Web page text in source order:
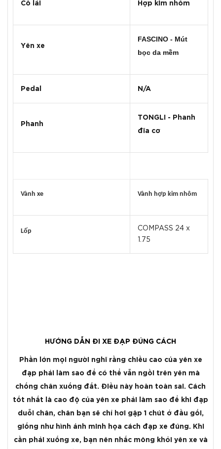
Cổ lái Hợp kim nhôm
Yên xe
FASCINO - Mút
bọc da mềm
Pedal N/A
Phanh
TONGLI - Phanh
đĩa cơ
Vành xe Vành hợp kim nhôm
Lốp
COMPASS 24 x
1.75
HƯỚNG DẪN ĐI XE ĐẠP ĐÚNG CÁCH
Phần lớn mọi người nghĩ rằng chiều cao của yên xe
đạp phải làm sao để có thể vẫn ngồi trên yên mà
chống chân xuống đất. Điều này hoàn toàn sai. Cách
tốt nhất là cao độ của yên xe phải làm sao để khi đạp
duỗi chân, chân bạn sẽ chỉ hơi gập 1 chút ở đầu gối,
giống như hình ảnh minh họa cách đạp xe đúng. Khi
cần phải xuống xe, bạn nên nhấc mông khỏi yên xe và